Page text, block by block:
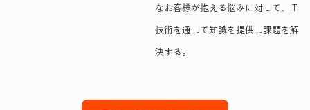
なお客様が抱える悩みに対して、IT
技術を通して知識を提供し課題を解
決する。